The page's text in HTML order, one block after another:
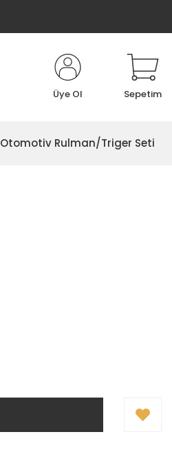
Üye Ol Sepetim
Otomotiv Rulman/Triger Seti